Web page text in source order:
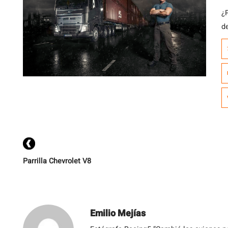
Parrilla Chevrolet V8
Emilio Mejías